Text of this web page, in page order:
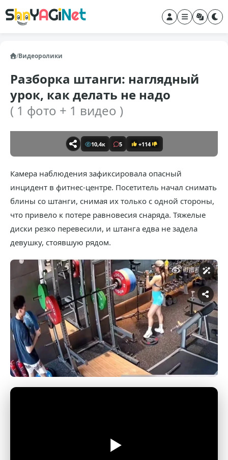
/Видеоролики
Разборка штанги: наглядный
урок, как делать не надо
( 1 фото + 1 видео )
10,4к 5 +114
Камера наблюдения зафиксировала опасный
инцидент в фитнес-центре. Посетитель начал снимать
блины со штанги, снимая их только с одной стороны,
что привело к потере равновесия снаряда. Тяжелые
диски резко перевесили, и штанга едва не задела
девушку, стоявшую рядом.